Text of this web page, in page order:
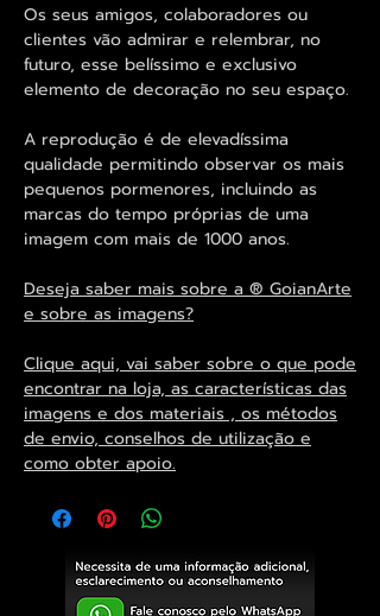
Os seus amigos, colaboradores ou
clientes vão admirar e relembrar, no
futuro, esse belíssimo e exclusivo
elemento de decoração no seu espaço.
A reprodução é de elevadíssima
qualidade permitindo observar os mais
pequenos pormenores, incluindo as
marcas do tempo próprias de uma
imagem com mais de 1000 anos.
Deseja saber mais sobre a ® GoianArte
e sobre as imagens?
Clique aqui, vai saber sobre o que pode
encontrar na loja, as características das
imagens e dos materiais , os métodos
de envio, conselhos de utilização e
como obter apoio.